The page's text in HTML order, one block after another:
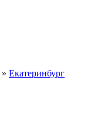
» Екатеринбург